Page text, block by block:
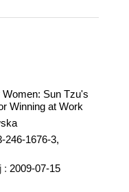
Women: Sun Tzu's
Winning at Work
246-1676-3,
: 2009-07-15